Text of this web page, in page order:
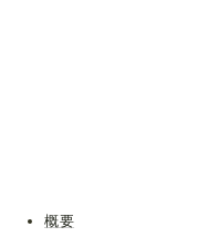
概要